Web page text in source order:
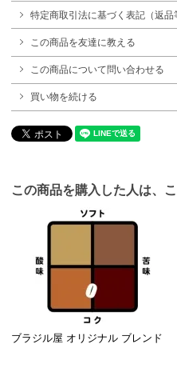
特定商取引法に基づく表記（返品
この商品を友達に教える
この商品について問い合わせる
買い物を続ける
この商品を購入した人は、
ブラジル屋 オリジナル ブレンド